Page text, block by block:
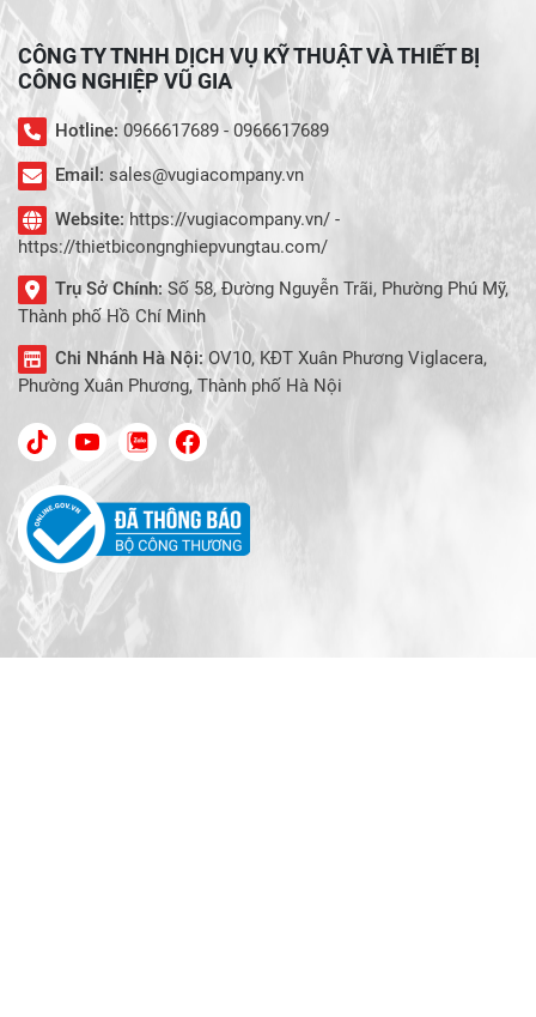
CÔNG TY TNHH DỊCH VỤ KỸ THUẬT VÀ THIẾT BỊ
CÔNG NGHIỆP VŨ GIA
Hotline: 0966617689 - 0966617689
Email: sales@vugiacompany.vn
Website: https://vugiacompany.vn/ -
https://thietbicongnghiepvungtau.com/
Trụ Sở Chính: Số 58, Đường Nguyễn Trãi, Phường Phú Mỹ,
Thành phố Hồ Chí Minh
Chi Nhánh Hà Nội:OV10, KĐT Xuân Phương Viglacera,
Phường Xuân Phương, Thành phố Hà Nội